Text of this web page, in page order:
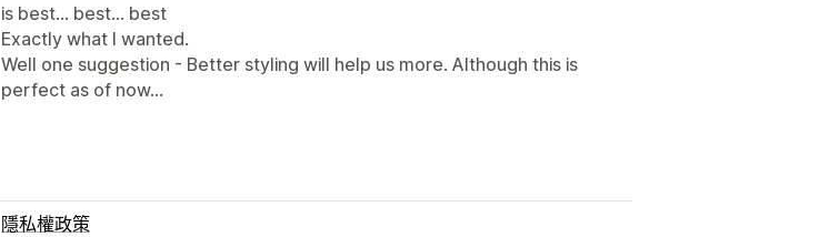
is best... best... best
Exactly what I wanted.
Well one suggestion - Better styling will help us more. Although this is
perfect as of now...
隱私權政策